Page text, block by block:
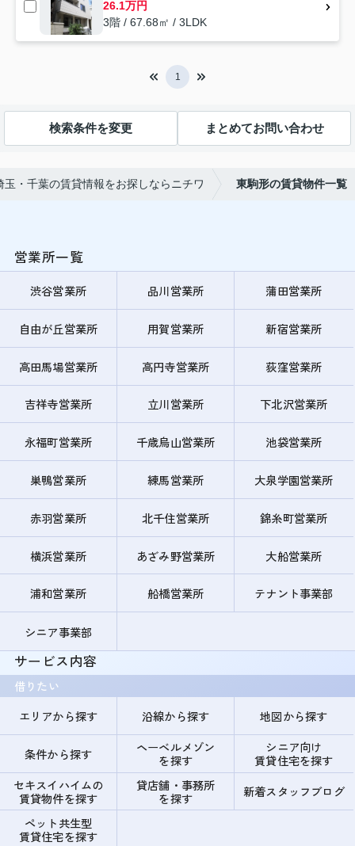
26.1万円
3階 / 67.68㎡ / 3LDK
1
検索条件を変更 まとめてお問い合わせ
玉・千葉の賃貸情報をお探しならニチワ 東駒形の賃貸物件一覧
営業所一覧
渋谷営業所 品川営業所 蒲田営業所
自由が丘営業所 用賀営業所 新宿営業所
高田馬場営業所 高円寺営業所 荻窪営業所
吉祥寺営業所 立川営業所 下北沢営業所
永福町営業所 千歳烏山営業所 池袋営業所
巣鴨営業所 練馬営業所 大泉学園営業所
赤羽営業所 北千住営業所 錦糸町営業所
横浜営業所 あざみ野営業所 大船営業所
浦和営業所 船橋営業所 テナント事業部
シニア事業部
サービス内容
借りたい
エリアから探す
沿線から探す 地図から探す
条件から探す
ヘーベルメゾン
を探す
シニア向け
賃貸住宅を探す
セキスイハイムの
賃貸物件を探す
貸店舗・事務所
を探す
新着スタッフブログ
ペット共生型
賃貸住宅を探す